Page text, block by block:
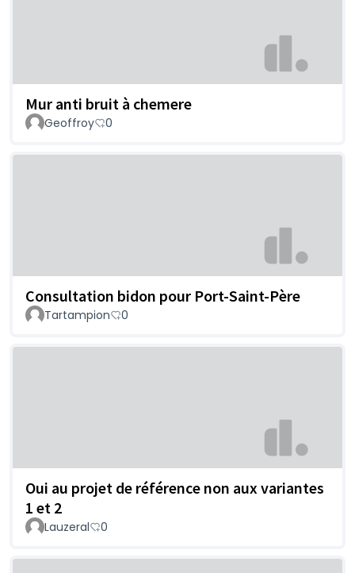
Mur anti bruit à chemere
Geoffroy 0
Consultation bidon pour Port-Saint-Père
Tartampion 0
Oui au projet de référence non aux variantes
1 et 2
Lauzeral 0